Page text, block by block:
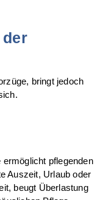
bringt jedoch
ermöglicht pflegenden
Auszeit, Urlaub oder
beugt Überlastung